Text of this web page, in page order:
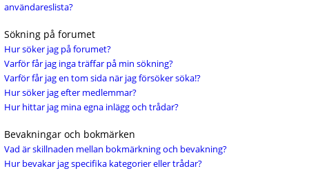
användareslista?
Sökning på forumet
Hur söker jag på forumet?
Varför får jag inga träffar på min sökning?
Varför får jag en tom sida när jag försöker söka!?
Hur söker jag efter medlemmar?
Hur hittar jag mina egna inlägg och trådar?
Bevakningar och bokmärken
Vad är skillnaden mellan bokmärkning och bevakning?
Hur bevakar jag specifika kategorier eller trådar?